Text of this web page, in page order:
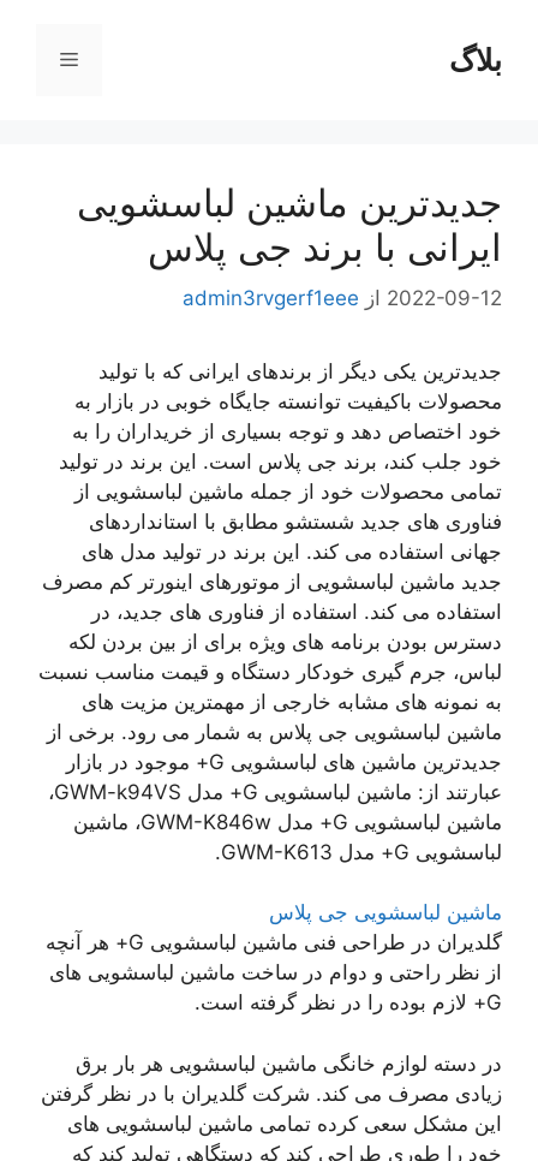
محتوابلاگ فهرست
جدیدترین ماشین لباسشویی
ایرانی با برند جی پلاس
2022-09-12 از admin3rvgerf1eee
جدیدترین یکی دیگر از برندهای ایرانی که با تولید
محصولات باکیفیت توانسته جایگاه خوبی در بازار به
خود اختصاص دهد و توجه بسیاری از خریداران را به
خود جلب کند، برند جی پلاس است. این برند در تولید
تمامی محصولات خود از جمله ماشین لباسشویی از
فناوری های جدید شستشو مطابق با استانداردهای
جهانی استفاده می کند. این برند در تولید مدل های
جدید ماشین لباسشویی از موتورهای اینورتر کم مصرف
استفاده می کند. استفاده از فناوری های جدید، در
دسترس بودن برنامه های ویژه برای از بین بردن لکه
لباس، جرم گیری خودکار دستگاه و قیمت مناسب نسبت
به نمونه های مشابه خارجی از مهمترین مزیت های
ماشین لباسشویی جی پلاس به شمار می رود. برخی از
جدیدترین ماشین های لباسشویی G+ موجود در بازار
عبارتند از: ماشین لباسشویی G+ مدل GWM-k94VS،
ماشین لباسشویی G+ مدل GWM-K846w، ماشین
لباسشویی G+ مدل GWM-K613.
ماشین لباسشویی جی پلاس
گلدیران در طراحی فنی ماشین لباسشویی G+ هر آنچه
از نظر راحتی و دوام در ساخت ماشین لباسشویی های
G+ لازم بوده را در نظر گرفته است.
در دسته لوازم خانگی ماشین لباسشویی هر بار برق
زیادی مصرف می کند. شرکت گلدیران با در نظر گرفتن
این مشکل سعی کرده تمامی ماشین لباسشویی های
خود را طوری طراحی کند که دستگاهی تولید کند که